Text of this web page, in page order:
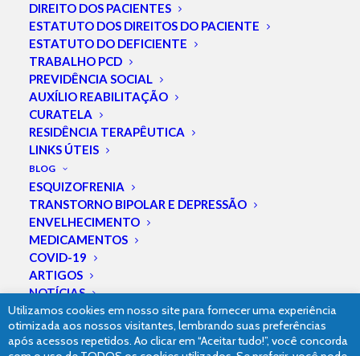
DIREITO DOS PACIENTES
ESTATUTO DOS DIREITOS DO PACIENTE
ESTATUTO DO DEFICIENTE
TRABALHO PCD
PREVIDÊNCIA SOCIAL
AUXÍLIO REABILITAÇÃO
CURATELA
RESIDÊNCIA TERAPÊUTICA
LINKS ÚTEIS
BLOG
ESQUIZOFRENIA
TRANSTORNO BIPOLAR E DEPRESSÃO
ENVELHECIMENTO
MEDICAMENTOS
COVID-19
ARTIGOS
NOTÍCIAS
VIDEOS
Entrevista do Prof.
Wagner Gattaz
(USP) sobre
Depressão no
Canal Livre.
©2019 Dr. Leonardo Palmeira – Médico Psiquiatra // Elaborado com pela
Utilizamos cookies em nosso site para fornecer uma experiência
otimizada aos nossos visitantes, lembrando suas preferências
após acessos repetidos. Ao clicar em “Aceitar tudo!”, você concorda